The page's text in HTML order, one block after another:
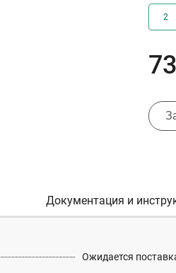
2
Документация и
Ожидается